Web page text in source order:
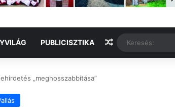
PUBLICISZTIKA Véletlen cikk
„meghosszabbítása”